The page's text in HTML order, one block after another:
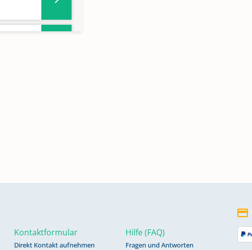
1872-
Kontaktformular
Direkt Kontakt aufnehmen
Hilfe (FAQ)
Fragen und Antworten